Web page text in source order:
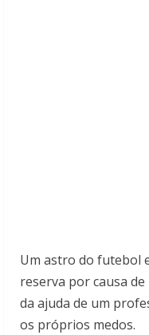
Um astro do futebol
reserva por causa
da ajuda de um
os próprios medos.